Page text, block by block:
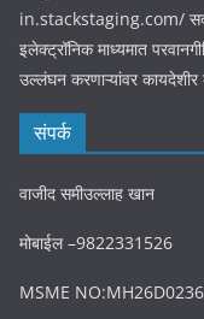
in.stackstaging.com/
इलेक्ट्रॉनिक माध्यमात
उल्लंघन करणाऱ्यांवर
संपर्क
वाजीद समीउल्लाह खान
मोबाईल –9822331526
MSME